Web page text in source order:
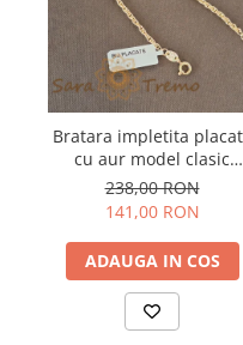
Bratara impletita
cu aur model clasic
Guadalajara - 19 cm
238,00 RON
141,00 RON
ADAUGA IN COS